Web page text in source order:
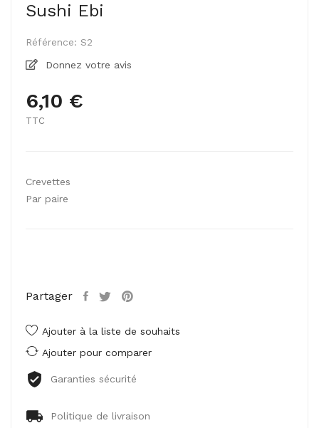
Sushi Ebi
Référence: S2
Donnez votre avis
6,10 €
TTC
Crevettes
Par paire
Partager
Ajouter à la liste de souhaits
Ajouter pour comparer
Garanties sécurité
Politique de livraison